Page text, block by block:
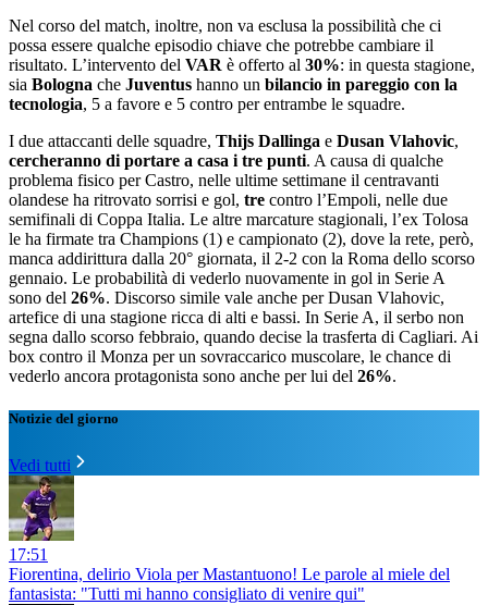
Nel corso del match, inoltre, non va esclusa la possibilità che ci
possa essere qualche episodio chiave che potrebbe cambiare il
risultato. L’intervento del VAR è offerto al 30%: in questa stagione,
sia Bologna che Juventus hanno un bilancio in pareggio con la
tecnologia, 5 a favore e 5 contro per entrambe le squadre.
I due attaccanti delle squadre, Thijs Dallinga e Dusan Vlahovic,
cercheranno di portare a casa i tre punti. A causa di qualche
problema fisico per Castro, nelle ultime settimane il centravanti
olandese ha ritrovato sorrisi e gol, tre contro l’Empoli, nelle due
semifinali di Coppa Italia. Le altre marcature stagionali, l’ex Tolosa
le ha firmate tra Champions (1) e campionato (2), dove la rete, però,
manca addirittura dalla 20° giornata, il 2-2 con la Roma dello scorso
gennaio. Le probabilità di vederlo nuovamente in gol in Serie A
sono del 26%. Discorso simile vale anche per Dusan Vlahovic,
artefice di una stagione ricca di alti e bassi. In Serie A, il serbo non
segna dallo scorso febbraio, quando decise la trasferta di Cagliari. Ai
box contro il Monza per un sovraccarico muscolare, le chance di
vederlo ancora protagonista sono anche per lui del 26%.
Notizie del giorno
Vedi tutti
17:51
Fiorentina, delirio Viola per Mastantuono! Le parole al miele del
fantasista: "Tutti mi hanno consigliato di venire qui"